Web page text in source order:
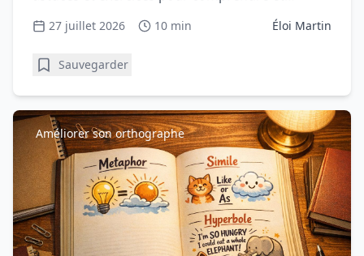
27 juillet 2026 10 min Éloi Martin
Sauvegarder
Améliorer son orthographe